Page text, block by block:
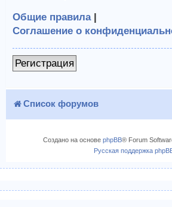
Общие правила|
Соглашение о
Регистрация
Список форумов
Создано на основе phpBB® Forum
Русская поддержка